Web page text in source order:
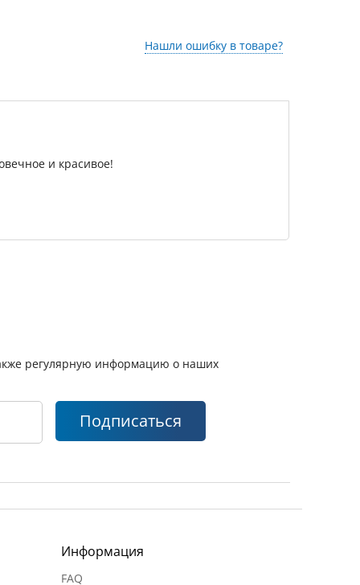
Нашли ошибку в товаре?
и красивое!
регулярную информацию о наших
Подписаться
Информация
FAQ